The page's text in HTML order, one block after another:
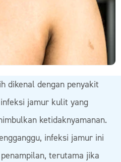
dikenal dengan penyakit
jamur kulit yang
ketidaknyamanan.
infeksi jamur ini
terutama jika